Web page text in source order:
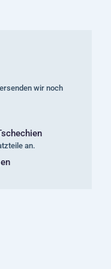
wir noch
an.